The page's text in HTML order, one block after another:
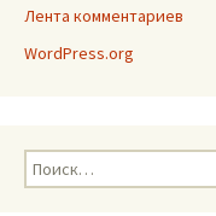
Лента комментариев
WordPress.org
Найти: